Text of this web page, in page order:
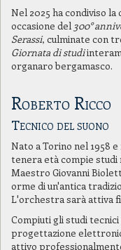
Nel 2025 ha condiviso
occasione del 300°
Serassi, culminate con
Giornata di studi
organaro bergamasco.
Roberto Ricco
Tecnico del suono
Nato a Torino nel 1958
tenera età compie studi
Maestro Giovanni
orme di un'antica
L'orchestra sarà attiva
Compiuti gli studi
progettazione
attivo